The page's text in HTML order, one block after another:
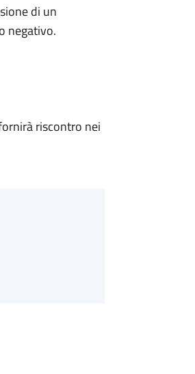
di un
negativo.
riscontro nei